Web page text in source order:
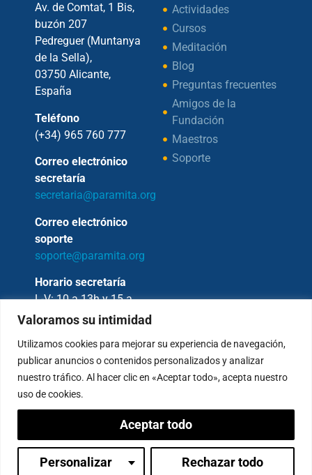
Valoramos su intimidad
Utilizamos cookies para mejorar su experiencia de navegación,
publicar anuncios o contenidos personalizados y analizar
nuestro tráfico. Al hacer clic en «Aceptar todo», acepta nuestro
uso de cookies.
Personalizar Rechazar todo
Aceptar todo
Inicia sesión
Av. de Comtat, 1 Bis,
buzón 207
Pedreguer (Muntanya
de la Sella),
03750 Alicante,
España
Teléfono
(+34) 965 760 777
Correo electrónico
secretaría
secretaria@paramita.org
Correo electrónico
soporte
soporte@paramita.org
Horario secretaría
L-V: 10 a 13h y 15 a
17h
Actividades
Cursos
Meditación
Blog
Preguntas frecuentes
Amigos de la
Fundación
Maestros
Soporte
Copyright © 2026 – Fundación Sakya –
Reservados todos los derechos.
— AVISO LEGAL —
Política de Privacidad
Condiciones de Pagos
Política de Cookies
Canal de denuncias